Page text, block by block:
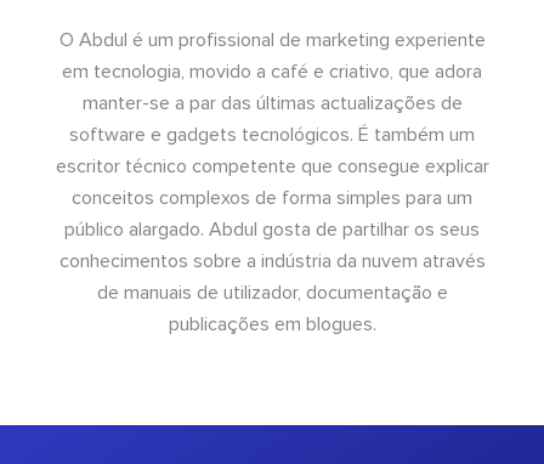
O Abdul é um profissional de marketing experiente
em tecnologia, movido a café e criativo, que adora
manter-se a par das últimas actualizações de
software e gadgets tecnológicos. É também um
escritor técnico competente que consegue explicar
conceitos complexos de forma simples para um
público alargado. Abdul gosta de partilhar os seus
conhecimentos sobre a indústria da nuvem através
de manuais de utilizador, documentação e
publicações em blogues.